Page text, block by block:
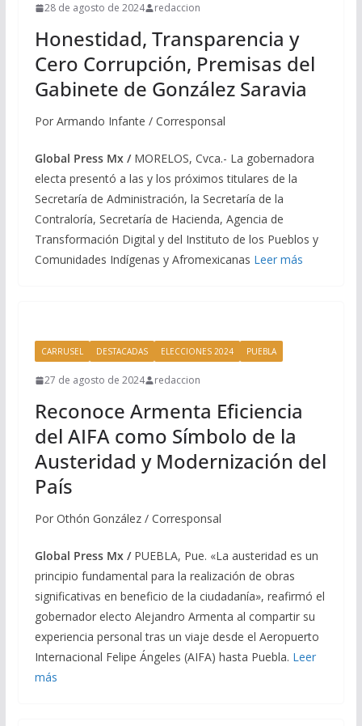
28 de agosto de 2024 redaccion
Honestidad, Transparencia y
Cero Corrupción, Premisas del
Gabinete de González Saravia
Por Armando Infante / Corresponsal
Global Press Mx / MORELOS, Cvca.- La gobernadora
electa presentó a las y los próximos titulares de la
Secretaría de Administración, la Secretaría de la
Contraloría, Secretaría de Hacienda, Agencia de
Transformación Digital y del Instituto de los Pueblos y
Comunidades Indígenas y Afromexicanas Leer más
CARRUSEL DESTACADAS ELECCIONES 2024 PUEBLA
27 de agosto de 2024 redaccion
Reconoce Armenta Eficiencia
del AIFA como Símbolo de la
Austeridad y Modernización del
País
Por Othón González / Corresponsal
Global Press Mx / PUEBLA, Pue. «La austeridad es un
principio fundamental para la realización de obras
significativas en beneficio de la ciudadanía», reafirmó el
gobernador electo Alejandro Armenta al compartir su
experiencia personal tras un viaje desde el Aeropuerto
Internacional Felipe Ángeles (AIFA) hasta Puebla. Leer
más